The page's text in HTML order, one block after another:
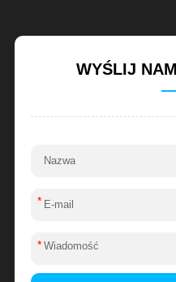
WYŚLIJ
*
*